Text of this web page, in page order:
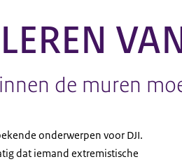
de muren
onderwerpen voor DJI.
dat iemand extremistische